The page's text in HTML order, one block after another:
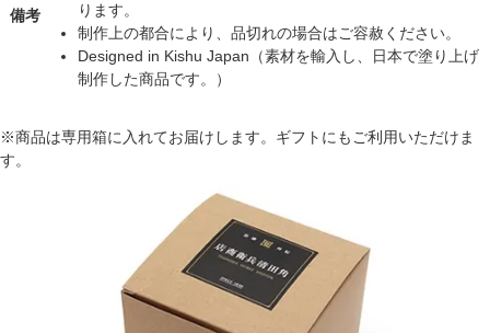
備考
ります。
制作上の都合により、品切れの場合はご容赦ください。
Designed in Kishu Japan（素材を輸入し、日本で塗り上げ
制作した商品です。）
※商品は専用箱に入れてお届けします。ギフトにもご利用いただけま
す。